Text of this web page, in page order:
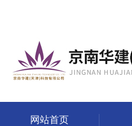
网站首页